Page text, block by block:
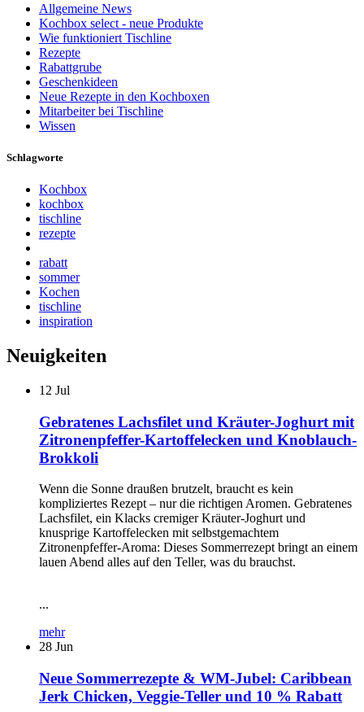
Allgemeine News
Kochbox select - neue Produkte
Wie funktioniert Tischline
Rezepte
Rabattgrube
Geschenkideen
Neue Rezepte in den Kochboxen
Mitarbeiter bei Tischline
Wissen
Schlagworte
Kochbox
kochbox
tischline
rezepte
rabatt
sommer
Kochen
tischline
inspiration
Neuigkeiten
12 Jul
Gebratenes Lachsfilet und Kräuter-Joghurt mit
Zitronenpfeffer-Kartoffelecken und Knoblauch-
Brokkoli
Wenn die Sonne draußen brutzelt, braucht es kein
kompliziertes Rezept – nur die richtigen Aromen. Gebratenes
Lachsfilet, ein Klacks cremiger Kräuter-Joghurt und
knusprige Kartoffelecken mit selbstgemachtem
Zitronenpfeffer-Aroma: Dieses Sommerrezept bringt an einem
lauen Abend alles auf den Teller, was du brauchst.
...
mehr
28 Jun
Neue Sommerrezepte & WM-Jubel: Caribbean
Jerk Chicken, Veggie-Teller und 10 % Rabatt